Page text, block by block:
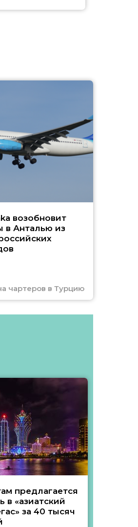
возобновит
в Анталью из
чартеров в Турцию
предлагается
в «азиатский
за 40 тысяч